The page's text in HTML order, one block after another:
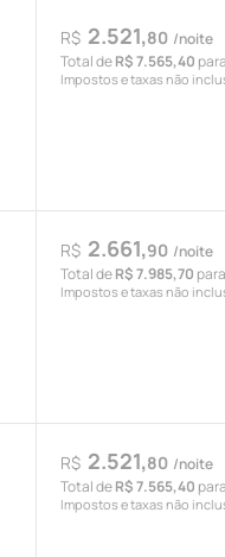
R$ 2.521,80 /noite
Total deR$ 7.565,40
Impostos e taxas não
R$ 2.661,90 /noite
Total deR$ 7.985,70
Impostos e taxas não
R$ 2.521,80 /noite
Total deR$ 7.565,40
Impostos e taxas não